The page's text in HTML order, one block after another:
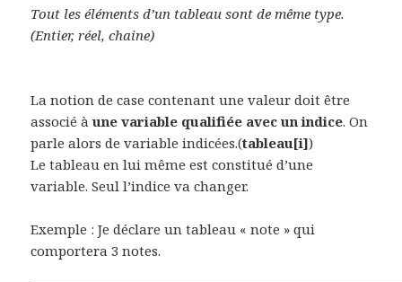
Tout les éléments d’un tableau sont de même type.
(Entier, réel, chaine)
La notion de case contenant une valeur doit être
associé àune variable qualifiée avec un indice. On
parle alors de variable indicées.(tableau[i])
Le tableau en lui même est constitué d’une
variable. Seul l’indice va changer.
Exemple : Je déclare un tableau « note » qui
comportera 3 notes.